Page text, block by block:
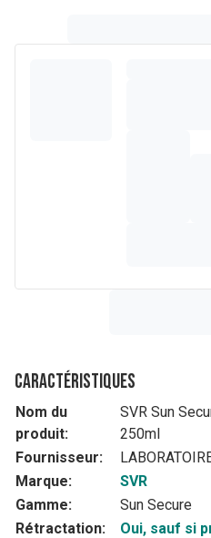
Caractéristiques
Nom du
produit:
SVR Sun
250ml
Fournisseur:
Marque:
SVR
Gamme:
Sun Secure
Rétractation:
Oui, sauf si